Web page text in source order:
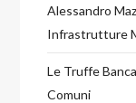
Alessandro
Infrastrutture
Le Truffe
Comuni